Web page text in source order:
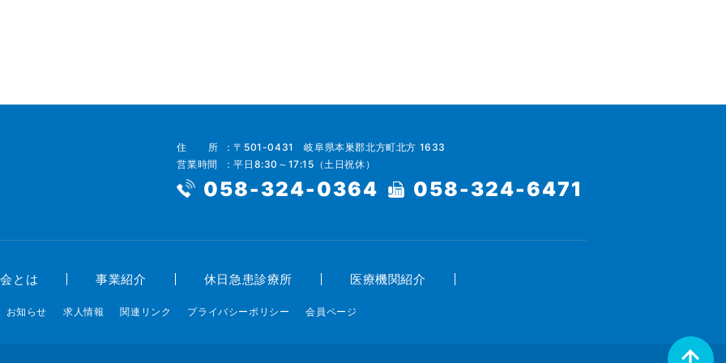
住所
〒501-0431 岐阜県本巣郡北方町北方 1633
営業時間
平日8:30～17:15（土日祝休）
058-324-0364 058-324-6471
とは 事業紹介 休日急患診療所 医療機関紹介
お知らせ 求人情報 関連リンク プライバシーポリシー 会員ページ